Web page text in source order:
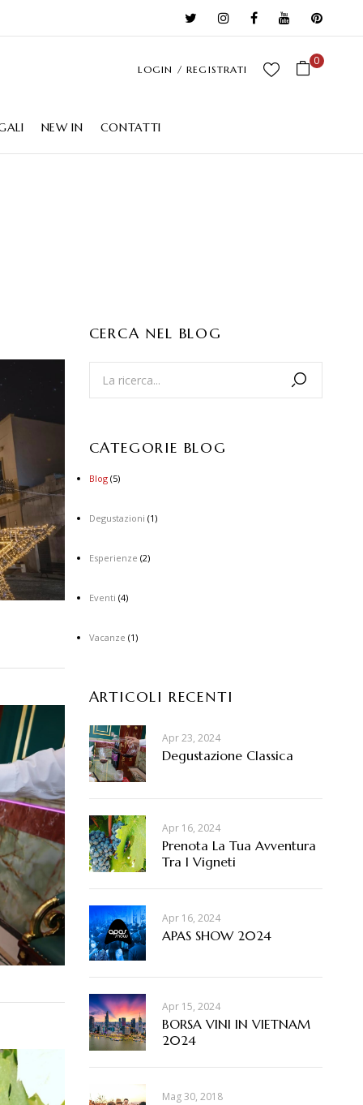
LOGIN / REGISTRATI
0
NEW IN CONTATTI
CERCA NEL BLOG
CATEGORIE BLOG
Blog(5)
Degustazioni (1)
Esperienze (2)
Eventi (4)
Vacanze (1)
ARTICOLI RECENTI
Apr 23, 2024
Degustazione Classica
Apr 16, 2024
Prenota La Tua Avventura
Tra I Vigneti
Apr 16, 2024
APAS SHOW 2024
Apr 15, 2024
BORSA VINI IN VIETNAM
2024
Mag 30, 2018